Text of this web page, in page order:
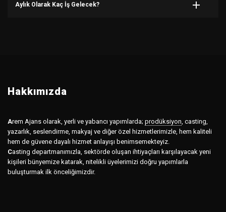
Aylık Olarak Kaç İş Gelecek?
Hakkımızda
Arem Ajans olarak, yerli ve yabancı yapımlarda; prodüksiyon casting,
yazarlık, seslendirme, makyaj ve diğer özel hizmetlerimizle, hem kaliteli
hem de güvene dayalı hizmet anlayışı benimsemekteyiz.
Casting departmanımızla, sektörde oluşan ihtiyaçları karşılayacak yeni
kişileri bünyemize katarak, nitelikli üyelerimizi doğru yapımlarla
buluşturmak ilk önceliğimizdir.